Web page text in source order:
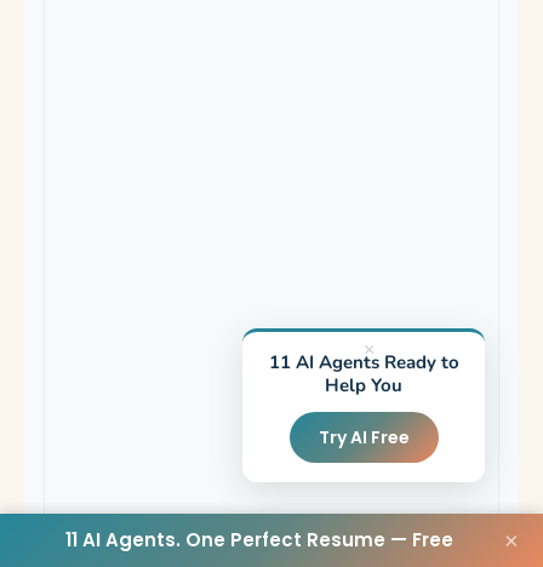
×
11 AI Agents Ready to
Help You
Try AI Free
11 AI Agents. One Perfect Resume — Free ×